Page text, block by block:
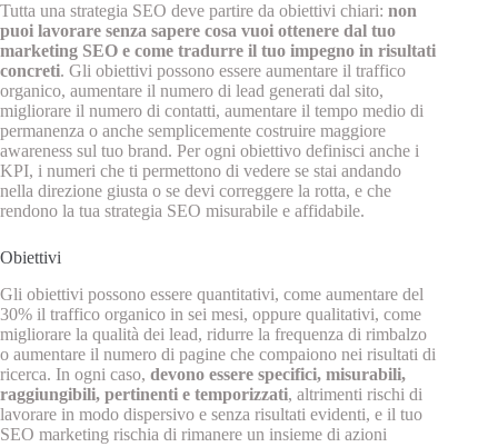
Tutta una strategia SEO deve partire da obiettivi chiari: non
puoi lavorare senza sapere cosa vuoi ottenere dal tuo
marketing SEO e come tradurre il tuo impegno in risultati
concreti. Gli obiettivi possono essere aumentare il traffico
organico, aumentare il numero di lead generati dal sito,
migliorare il numero di contatti, aumentare il tempo medio di
permanenza o anche semplicemente costruire maggiore
awareness sul tuo brand. Per ogni obiettivo definisci anche i
KPI, i numeri che ti permettono di vedere se stai andando
nella direzione giusta o se devi correggere la rotta, e che
rendono la tua strategia SEO misurabile e affidabile.
Obiettivi
Gli obiettivi possono essere quantitativi, come aumentare del
30% il traffico organico in sei mesi, oppure qualitativi, come
migliorare la qualità dei lead, ridurre la frequenza di rimbalzo
o aumentare il numero di pagine che compaiono nei risultati di
ricerca. In ogni caso, devono essere specifici, misurabili,
raggiungibili, pertinenti e temporizzati, altrimenti rischi di
lavorare in modo dispersivo e senza risultati evidenti, e il tuo
SEO marketing rischia di rimanere un insieme di azioni